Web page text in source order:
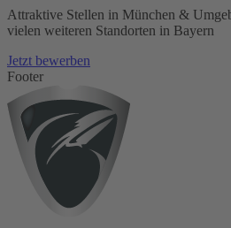
Attraktive Stellen in München &
vielen weiteren Standorten in Bayern
Jetzt bewerben
Footer